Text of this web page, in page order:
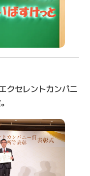
クセレントカンパニ